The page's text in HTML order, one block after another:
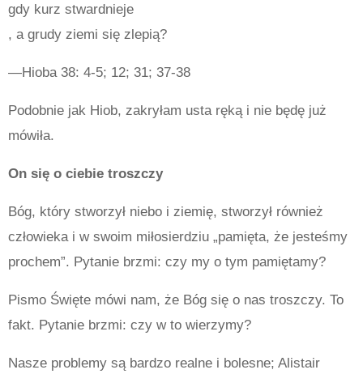
gdy kurz stwardnieje
, a grudy ziemi się zlepią?
—Hioba 38: 4-5; 12; 31; 37-38
Podobnie jak Hiob, zakryłam usta ręką i nie będę już
mówiła.
On się o ciebie troszczy
Bóg, który stworzył niebo i ziemię, stworzył również
człowieka i w swoim miłosierdziu „pamięta, że jesteśmy
prochem”. Pytanie brzmi: czy my o tym pamiętamy?
Pismo Święte mówi nam, że Bóg się o nas troszczy. To
fakt. Pytanie brzmi: czy w to wierzymy?
Nasze problemy są bardzo realne i bolesne; Alistair